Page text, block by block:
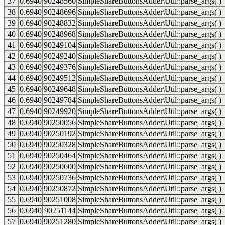
38 0.6940 90248696 SimpleShareButtonsAdder\Util::parse_args( )
39 0.6940 90248832 SimpleShareButtonsAdder\Util::parse_args( )
40 0.6940 90248968 SimpleShareButtonsAdder\Util::parse_args( )
41
0.6940 90249104 SimpleShareButtonsAdder\Util::parse_args( )
42 0.6940 90249240 SimpleShareButtonsAdder\Util::parse_args( )
43 0.6940 90249376 SimpleShareButtonsAdder\Util::parse_args( )
44 0.6940 90249512 SimpleShareButtonsAdder\Util::parse_args( )
45 0.6940 90249648 SimpleShareButtonsAdder\Util::parse_args( )
46 0.6940 90249784 SimpleShareButtonsAdder\Util::parse_args( )
47 0.6940 90249920 SimpleShareButtonsAdder\Util::parse_args( )
48 0.6940 90250056 SimpleShareButtonsAdder\Util::parse_args( )
49 0.6940 90250192 SimpleShareButtonsAdder\Util::parse_args( )
50 0.6940 90250328 SimpleShareButtonsAdder\Util::parse_args( )
51
0.6940 90250464 SimpleShareButtonsAdder\Util::parse_args( )
52 0.6940 90250600 SimpleShareButtonsAdder\Util::parse_args( )
53 0.6940 90250736 SimpleShareButtonsAdder\Util::parse_args( )
54 0.6940 90250872 SimpleShareButtonsAdder\Util::parse_args( )
55 0.6940 90251008 SimpleShareButtonsAdder\Util::parse_args( )
56 0.6940 90251144 SimpleShareButtonsAdder\Util::parse_args( )
57 0.6940 90251280 SimpleShareButtonsAdder\Util::parse_args( )